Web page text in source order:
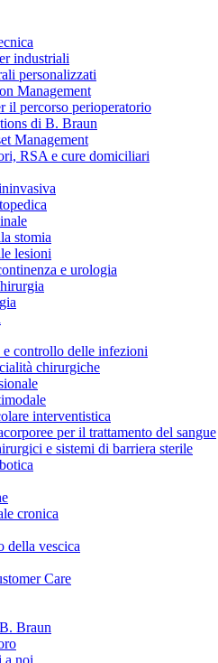
campione al nostro Customer Care,
lavoro!
del Gruppo B. Braun. Visita
Scrivici per entrare subito in contatto
industriali
personalizzati
Management
il percorso perioperatorio
di B. Braun
Management
RSA e cure domiciliari
stomia
lesioni
e urologia
e controllo delle infezioni
chirurgiche
interventistica
per il trattamento del sangue
e sistemi di barriera sterile
cronica
della vescica
Care
Braun
a noi